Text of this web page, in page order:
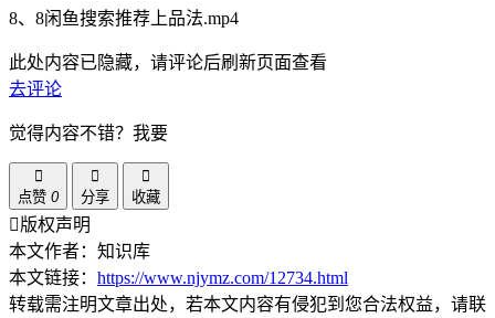
8、8闲鱼搜索推荐上品法.mp4
此处内容已隐藏，请评论后刷新页面查看
去评论
觉得内容不错？我要
点赞 0 分享 收藏
版权声明
本文作者：知识库
本文链接： https://www.njymz.com/12734.html
转载需注明文章出处，若本文内容有侵犯到您合法权益，请联